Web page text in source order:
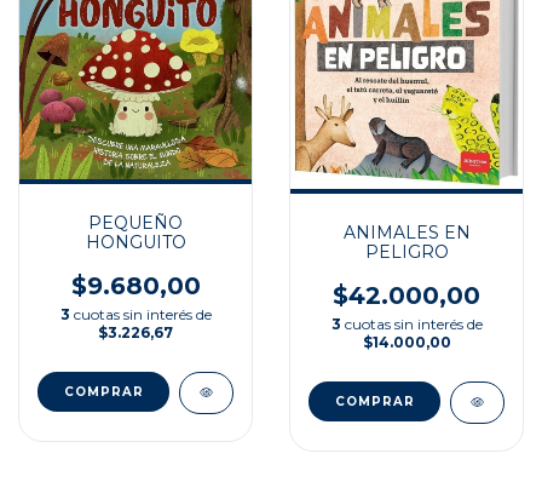
PEQUEÑO
HONGUITO
$9.680,00
3 cuotas sin interés de
$3.226,67
ANIMALES EN
PELIGRO
$42.000,00
3 cuotas sin interés de
$14.000,00